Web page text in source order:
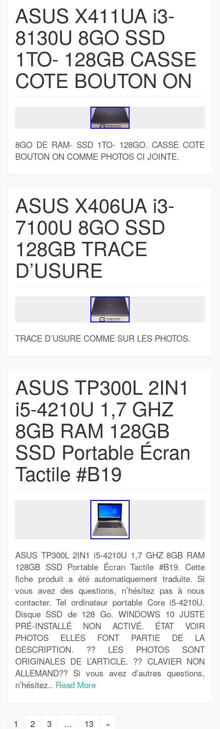
ASUS X411UA i3-
8130U 8GO SSD
1TO- 128GB CASSE
COTE BOUTON ON
8GO DE RAM- SSD 1TO- 128GO. CASSE COTE
BOUTON ON COMME PHOTOS CI JOINTE.
ASUS X406UA i3-
7100U 8GO SSD
128GB TRACE
D’USURE
TRACE D’USURE COMME SUR LES PHOTOS.
ASUS TP300L 2IN1
i5-4210U 1,7 GHZ
8GB RAM 128GB
SSD Portable Écran
Tactile #B19
ASUS TP300L 2IN1 i5-4210U 1,7 GHZ 8GB RAM
128GB SSD Portable Écran Tactile #B19. Cette
fiche produit a été automatiquement traduite. Si
vous avez des questions, n’hésitez pas à nous
contacter. Tel ordinateur portable Core i5-4210U.
Disque SSD de 128 Go. WINDOWS 10 JUSTE
PRÉ-INSTALLÉ NON ACTIVÉ. ÉTAT VOIR
PHOTOS ELLES FONT PARTIE DE LA
DESCRIPTION. ?? LES PHOTOS SONT
ORIGINALES DE L’ARTICLE. ?? CLAVIER NON
ALLEMAND?? Si vous avez d’autres questions,
n’hésitez.. Read More
1 2 3 … 13 »